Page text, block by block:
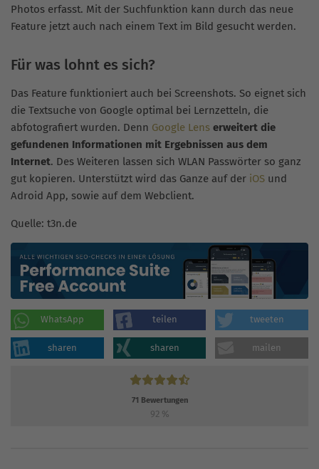
Photos erfasst. Mit der Suchfunktion kann durch das neue
Feature jetzt auch nach einem Text im Bild gesucht werden.
Für was lohnt es sich?
Das Feature funktioniert auch bei Screenshots. So eignet sich
die Textsuche von Google optimal bei Lernzetteln, die
abfotografiert wurden. Denn Google Lens erweitert die
gefundenen Informationen mit Ergebnissen aus dem
Internet. Des Weiteren lassen sich WLAN Passwörter so ganz
gut kopieren. Unterstützt wird das Ganze auf der iOS und
Adroid App, sowie auf dem Webclient.
Quelle: t3n.de
WhatsApp teilen tweeten
sharen sharen mailen
71 Bewertungen
92 %